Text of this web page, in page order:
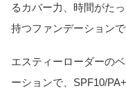
るカバー力、時間がた
持つファンデーションで
エスティーローダーの
ーションで、SPF10/